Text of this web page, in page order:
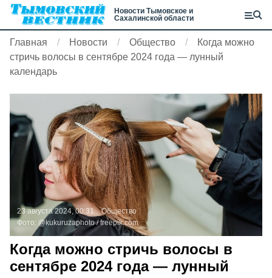
Новости Тымовское и
Сахалинской области
Главная Новости Общество
Когда можно
стричь волосы в сентябре 2024 года — лунный
календарь
23 августа 2024, 00:31
Общество
Фото: @kukuruzaphoto /freepik.com
Когда можно стричь волосы в
сентябре 2024 года — лунный